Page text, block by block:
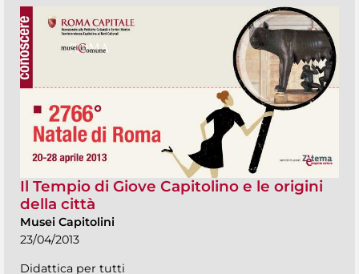
Il Tempio di Giove Capitolino e le origini
della città
Musei Capitolini
23/04/2013
Didattica per tutti